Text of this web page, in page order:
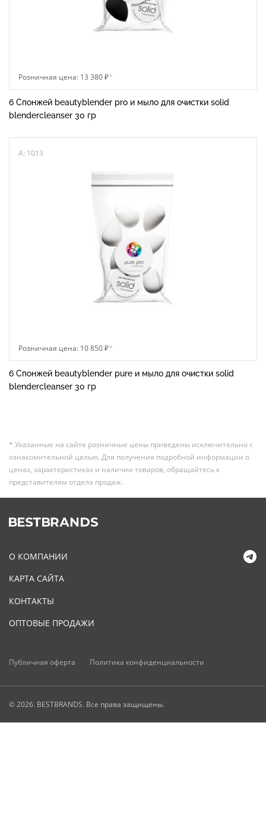
Розничная цена: 13 380 ₽*
6 Спонжей beautyblender pro и мыло для очистки solid
blendercleanser 30 гр
A: 1013
Розничная цена: 10 850 ₽*
6 Спонжей beautyblender pure и мыло для очистки solid
blendercleanser 30 гр
* Указанные на сайте розничные цены приведены исключительно с
ознакомительной целью. Для получения подробной информации о
ценах, характеристиках и наличии товаров, обращайтесь к
представителям отдела продаж.
О КОМПАНИИ
КАРТА САЙТА
КОНТАКТЫ
ОПТОВЫЕ ПРОДАЖИ
Публичная оферта Политика конфиденциальности
© 2026. BESTBRANDS. Все права защищены.